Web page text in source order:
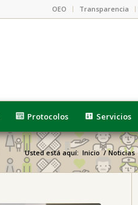
OEO Transparencia
Protocolos Servicios
Usted está aquí: Inicio / Noticias